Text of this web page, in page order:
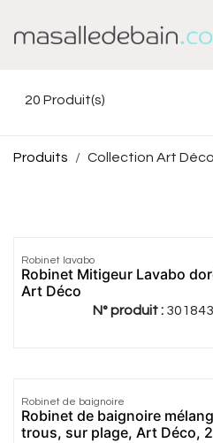
20 Produit(s)
Produits Collection Art Déco
Robinet lavabo
Robinet Mitigeur Lavabo
Art Déco
N° produit : 301843
Robinet de baignoire
Robinet de baignoire
trous, sur plage, Art Déco,